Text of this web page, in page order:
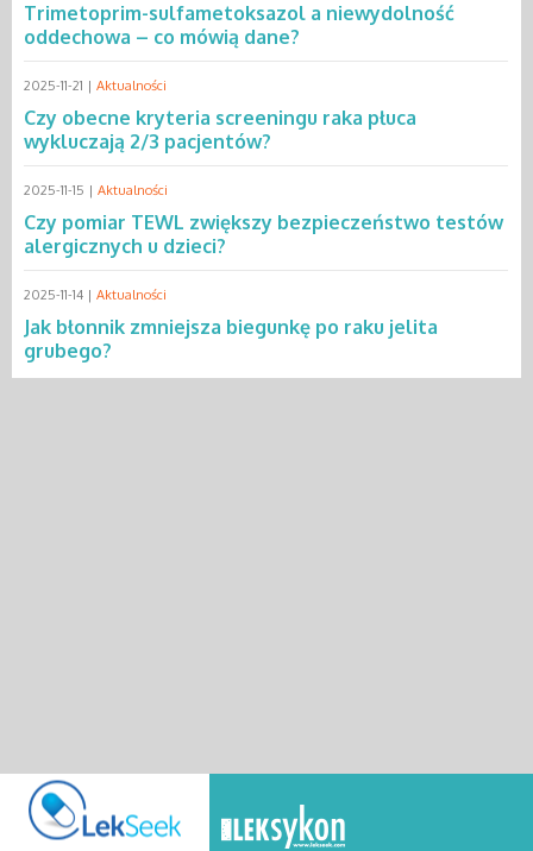
Trimetoprim-sulfametoksazol a niewydolność
oddechowa – co mówią dane?
2025-11-21 | Aktualności
Czy obecne kryteria screeningu raka płuca
wykluczają 2/3 pacjentów?
2025-11-15 | Aktualności
Czy pomiar TEWL zwiększy bezpieczeństwo testów
alergicznych u dzieci?
2025-11-14 | Aktualności
Jak błonnik zmniejsza biegunkę po raku jelita
grubego?